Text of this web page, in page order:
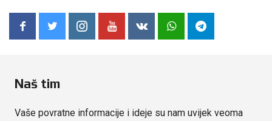
Naš tim
Vaše povratne informacije i ideje su nam uvijek veoma